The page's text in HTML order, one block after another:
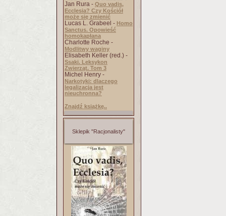
Jan Rura - Quo vadis,
Ecclesia? Czy Kościół
może się zmienić
Lucas L. Grabeel - Homo
Sanctus. Opowieść
homokapłana
Charlotte Roche -
Modlitwy waginy
Elisabeth Keller (red.) -
Ssaki. Leksykon
Zwierząt. Tom 3
Michel Henry -
Narkotyki: dlaczego
legalizacja jest
nieuchronna?
Znajdź książkę..
Sklepik "Racjonalisty"